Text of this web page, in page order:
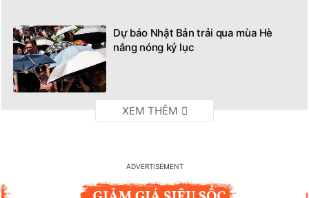
Dự báo Nhật Bản trải qua mùa Hè
nắng nóng kỷ lục